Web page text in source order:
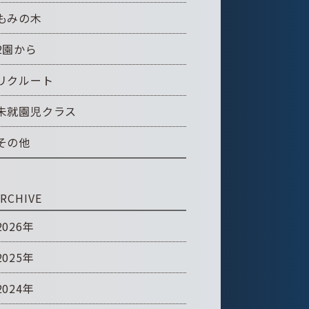
みの木
から
クルート
就園児クラス
の他
年
年
年